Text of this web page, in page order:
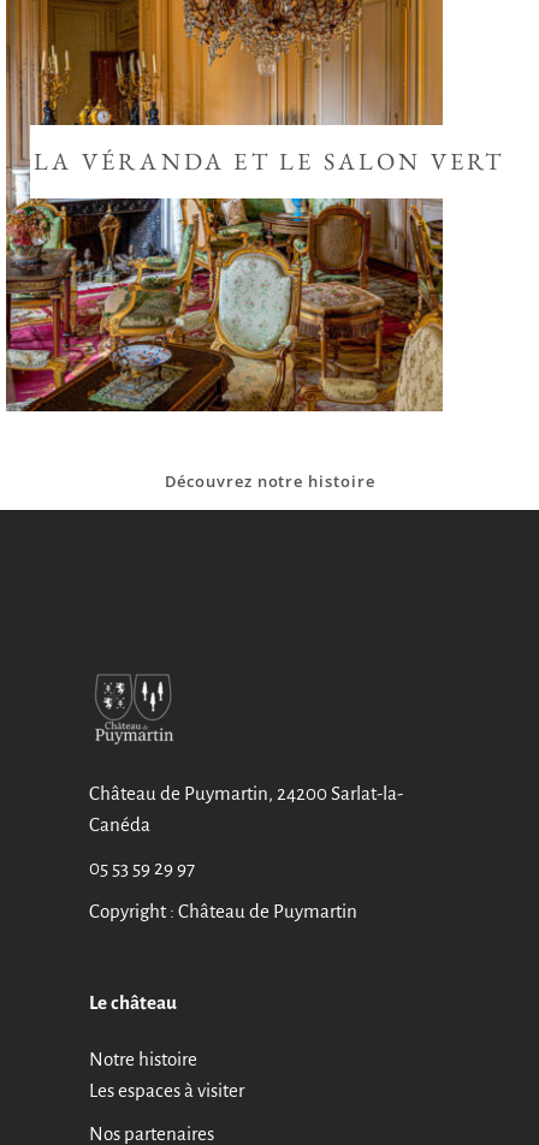
LA VÉRANDA ET LE SALON VERT
Découvrez notre histoire
Château de Puymartin, 24200 Sarlat-la-
Canéda
05 53 59 29 97
Copyright : Château de Puymartin
Le château
Notre histoire
Les espaces à visiter
Nos partenaires